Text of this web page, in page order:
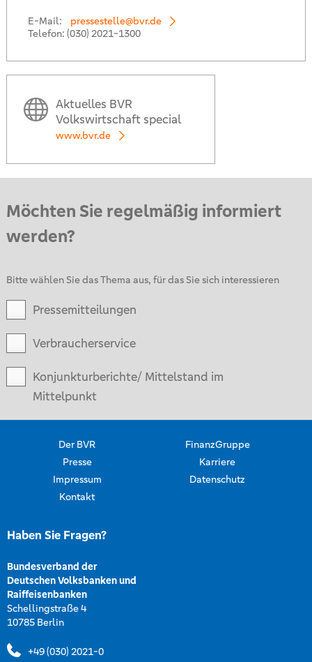
E-Mail:
pressestelle@bvr.de
Telefon: (030) 2021-1300
Aktuelles BVR
Volkswirtschaft special
www.bvr.de
Möchten Sie regelmäßig informiert
werden?
Bitte wählen Sie das Thema aus, für das Sie sich interessieren
Pressemitteilungen
Verbraucherservice
Konjunkturberichte/ Mittelstand im
Mittelpunkt
Der BVR
FinanzGruppe
Presse
Karriere
Impressum
Datenschutz
Kontakt
Haben Sie Fragen?
Bundesverband der
Deutschen Volksbanken und
Raiffeisenbanken
Schellingstraße 4
10785 Berlin
+49 (030) 2021-0